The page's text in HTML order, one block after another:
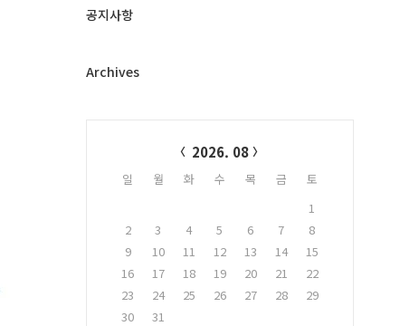
글
공지사항
Archives
2026. 08
일 월 화 수 목 금
토
1
2
3 4 5 6 7
8
9
10 11 12 13 14
15
16
17 18 19 20 21
22
23
24 25 26 27 28
29
30
31